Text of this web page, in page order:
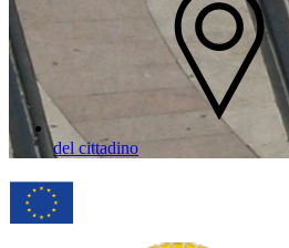
del cittadino